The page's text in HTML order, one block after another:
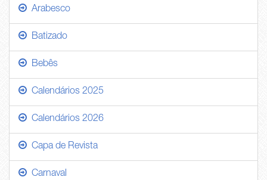
Arabesco
Batizado
Bebês
Calendários 2025
Calendários 2026
Capa de Revista
Carnaval